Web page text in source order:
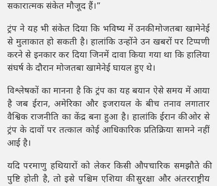
सकारात्मक संकेत मौजूद हैं।”
ट्रंप ने यह भी संकेत दिया कि भविष्य में उनकी मोजतबा खामेनेई
से मुलाकात हो सकती है। हालांकि उन्होंने उन खबरों पर टिप्पणी
करने से इनकार कर दिया जिनमें दावा किया गया था कि हालिया
संघर्ष के दौरान मोजतबा खामेनेई घायल हुए थे।
विश्लेषकों का मानना है कि ट्रंप का यह बयान ऐसे समय में आया
है जब ईरान, अमेरिका और इजरायल के बीच तनाव लगातार
वैश्विक राजनीति का केंद्र बना हुआ है। हालांकि ईरान की ओर से
ट्रंप के दावों पर तत्काल कोई आधिकारिक प्रतिक्रिया सामने नहीं
आई है।
यदि परमाणु हथियारों को लेकर किसी औपचारिक समझौते की
पुष्टि होती है, तो इसे पश्चिम एशिया की सुरक्षा और अंतरराष्ट्रीय